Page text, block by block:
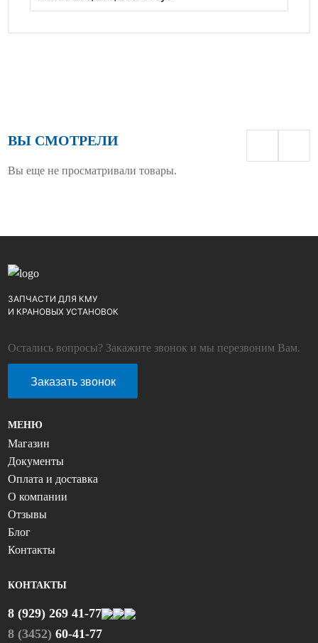
ВЫ СМОТРЕЛИ
Вы еще не просматривали товары.
ЗАПЧАСТИ ДЛЯ КМУ
И КРАНОВЫХ УСТАНОВОК
МЕНЮ
Магазин
Документы
Оплата и доставка
О компании
Отзывы
Блог
Контакты
КОНТАКТЫ
8 (929) 269 41-77
8 (3452)60-41-77
Остались вопросы? Закажите звонок и мы перезвоним Вам.
Заказать звонок